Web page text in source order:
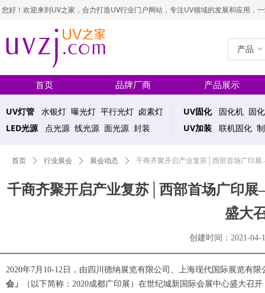
您好！欢迎来到UV之家，合力打造UV行业门户网站，专注UV领域的发展和应用，
产品 ꀁ
首页 品牌厂商 产品展示
UV灯管 水银灯 曝光灯 平行光灯 卤素灯
LED光源 点光源 线光源 面光源 封装
UV固化 固化机 固
UV加装
联机固化
千商齐聚开启产业复苏│西部首场广印
盛大
首页 ꄲ 行业展会 ꄲ 展会动态 ꄲ 千商齐聚开启产业复苏│西部首场广印
创建时间： 2021-04-
2020年7月10-12日，由四川德纳展览有限公司、上海现代国际展览有
会」
（以下简称：2020成都广印展）在世纪城新国际会展中心盛大召开